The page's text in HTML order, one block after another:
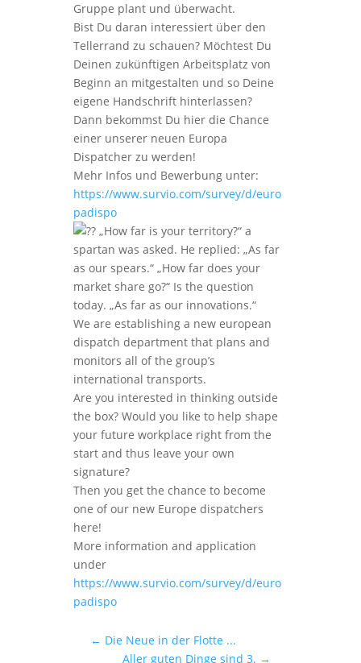
Gruppe plant und überwacht.
Bist Du daran interessiert über den
Tellerrand zu schauen? Möchtest Du
Deinen zukünftigen Arbeitsplatz von
Beginn an mitgestalten und so Deine
eigene Handschrift hinterlassen?
Dann bekommst Du hier die Chance
einer unserer neuen Europa
Dispatcher zu werden!
Mehr Infos und Bewerbung unter:
https://www.survio.com/survey/d/euro
padispo
„How far is your territory?“ a
spartan was asked. He replied: „As far
as our spears.“ „How far does your
market share go?“ Is the question
today. „As far as our innovations.“
We are establishing a new european
dispatch department that plans and
monitors all of the group’s
international transports.
Are you interested in thinking outside
the box? Would you like to help shape
your future workplace right from the
start and thus leave your own
signature?
Then you get the chance to become
one of our new Europe dispatchers
here!
More information and application
under
https://www.survio.com/survey/d/euro
padispo
← Die Neue in der Flotte ...
Aller guten Dinge sind 3. →